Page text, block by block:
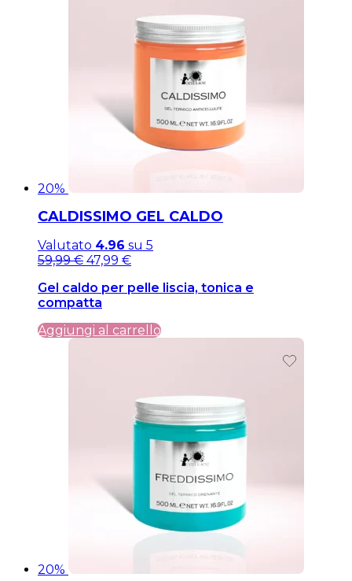
20%
CALDISSIMO GEL CALDO
Valutato 4.96 su 5
Il
originale
era:
59,99 €.
59,99€Il
attuale
è:
59,99 €.
47,99 €
Gel caldo per pelle liscia, tonica e
compatta
Aggiungi al carrello
20%